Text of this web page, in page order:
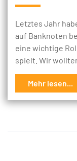
Letztes Jahr
auf Banknoten
eine wichtige
spielt. Wir
Mehr lesen...